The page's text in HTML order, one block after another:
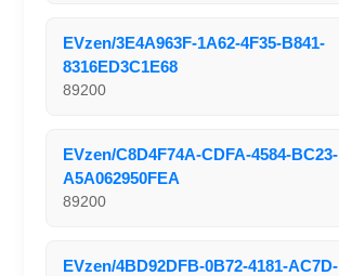
EVzen/3E4A963F-1A62-4F35-B841-
8316ED3C1E68
89200
EVzen/C8D4F74A-CDFA-4584-BC23-
A5A062950FEA
89200
EVzen/4BD92DFB-0B72-4181-AC7D-